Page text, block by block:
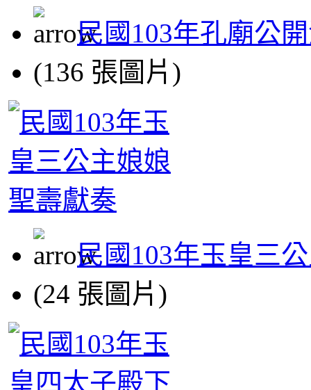
民國103年孔廟公
(136 張圖片)
民國103年玉皇三
(24 張圖片)